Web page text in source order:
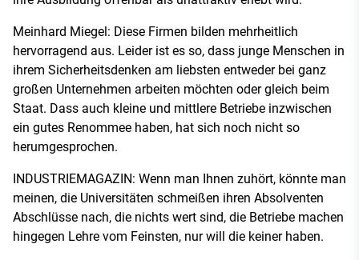
Meinhard Miegel: Diese Firmen bilden mehrheitlich
hervorragend aus. Leider ist es so, dass junge Menschen in
ihrem Sicherheitsdenken am liebsten entweder bei ganz
großen Unternehmen arbeiten möchten oder gleich beim
Staat. Dass auch kleine und mittlere Betriebe inzwischen
ein gutes Renommee haben, hat sich noch nicht so
herumgesprochen.
INDUSTRIEMAGAZIN: Wenn man Ihnen zuhört, könnte man
meinen, die Universitäten schmeißen ihren Absolventen
Abschlüsse nach, die nichts wert sind, die Betriebe machen
hingegen Lehre vom Feinsten, nur will die keiner haben.